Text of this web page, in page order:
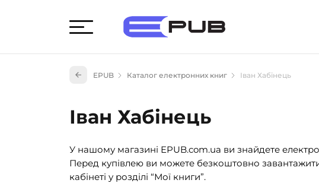
Художня
(527)
EPUB Каталог електронних книг Іван Хабінець
Іван Хабінець
У нашому магазині EPUB.com.ua ви знайдете
Перед купівлею ви можете безкоштовно
кабінеті у розділі “Мої книги”.